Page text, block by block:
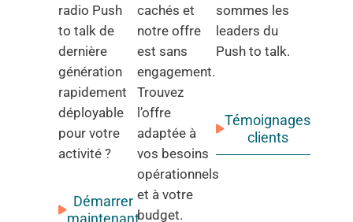
radio Push
to talk de
dernière
génération
rapidement
déployable
pour votre
activité ?
Démarrer
maintenant
cachés et
notre offre
est sans
engagement.
Trouvez
l’offre
adaptée à
vos besoins
opérationnels
et à votre
budget.
sommes les
leaders du
Push to talk.
Témoignages
clients